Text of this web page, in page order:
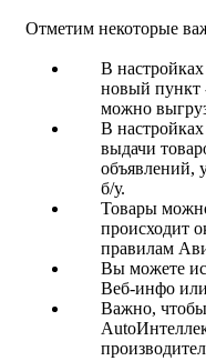
Отметим некоторые
В
новый пункт
можно
В
выдачи
объявлений,
б/у.
Товары
происходит
правилам
Вы можете
Веб-инфо
Важно,